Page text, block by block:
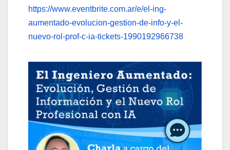
https://www.eventbrite.com.ar/e/el-ing-
aumentado-evolucion-gestion-de-info-y-el-
nuevo-rol-prof-c-ia-tickets-1990192966738